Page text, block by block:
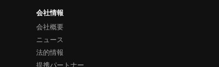
会社情報
会社概要
ニュース
法的情報